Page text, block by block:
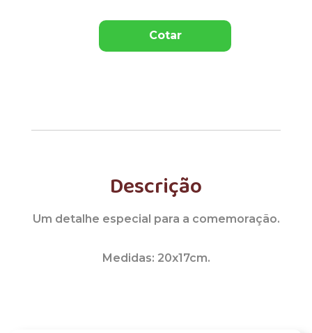
Cotar
Descrição
Um detalhe especial para a comemoração.
Medidas: 20x17cm.